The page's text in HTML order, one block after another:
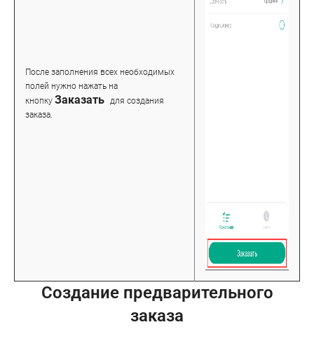
После заполнения всех необходимых
полей нужно нажать на
кнопку Заказать для создания
заказа.
Создание предварительного
заказа